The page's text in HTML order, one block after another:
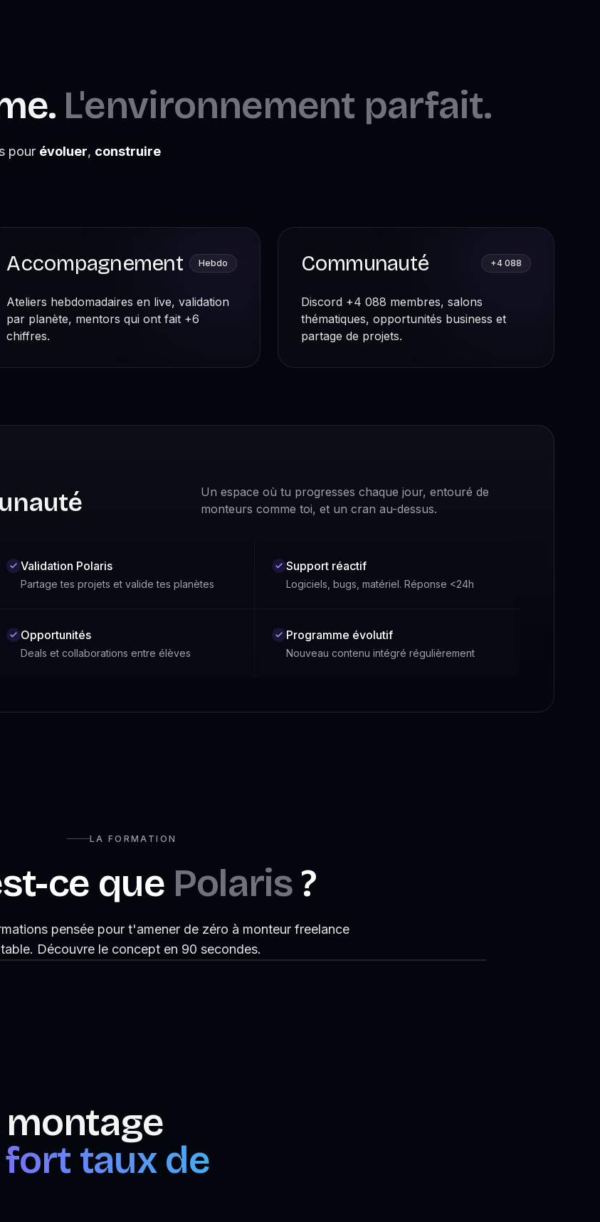
L'environnement parfait.
pour évoluer, construire
Accompagnement Hebdo
Ateliers hebdomadaires en live, validation
par planète, mentors qui ont fait +6
chiffres.
Communauté +4 088
Discord +4 088 membres, salons
thématiques, opportunités business et
partage de projets.
Un espace où tu progresses chaque jour, entouré de
monteurs comme toi, et un cran au-dessus.
Validation Polaris
Partage tes projets et valide tes planètes
Support réactif
Logiciels, bugs, matériel. Réponse <24h
Opportunités
Deals et collaborations entre élèves
Programme évolutif
Nouveau contenu intégré régulièrement
LA FORMATION
ce que Polaris?
pensée pour t'amener de zéro à monteur freelance
Découvre le concept en 90 secondes.
taux de